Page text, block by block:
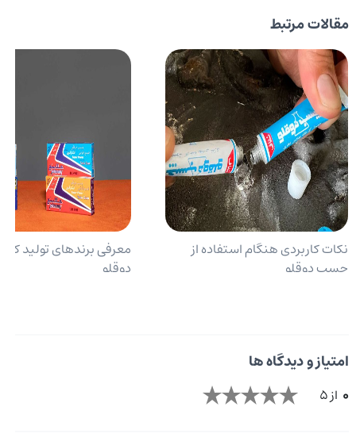
مقالات مرتبط
نکات کاربردی هنگام استفاده از
چسب دوقلو
معرفی برندهای تولید
دوقلو
امتیاز و دیدگاه ها
0 از 5